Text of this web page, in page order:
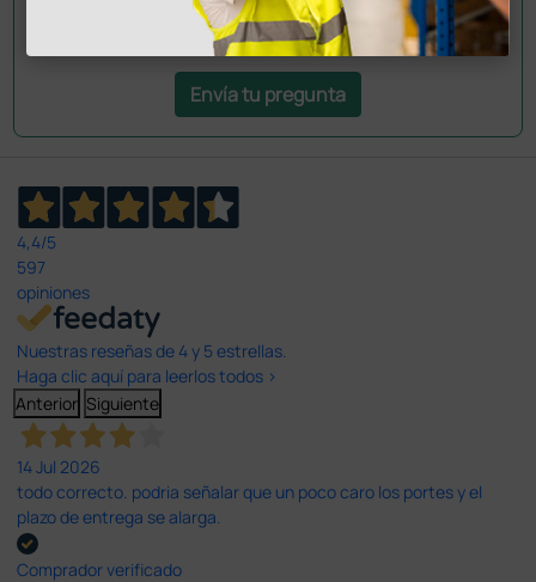
Envía tu pregunta
4,4/5
597
opiniones
Nuestras reseñas de 4 y 5 estrellas.
Haga clic aquí para leerlos todos >
Anterior Siguiente
14 Jul 2026
todo correcto. podria señalar que un poco caro los portes y el
plazo de entrega se alarga.
Comprador verificado